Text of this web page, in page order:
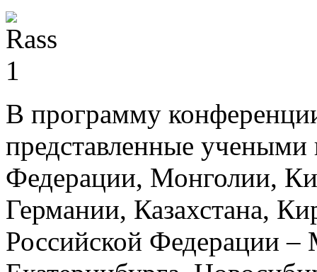
В программу
представленные учеными
Федерации, Монголии,
Германии, Казахстана,
Российской Федерации